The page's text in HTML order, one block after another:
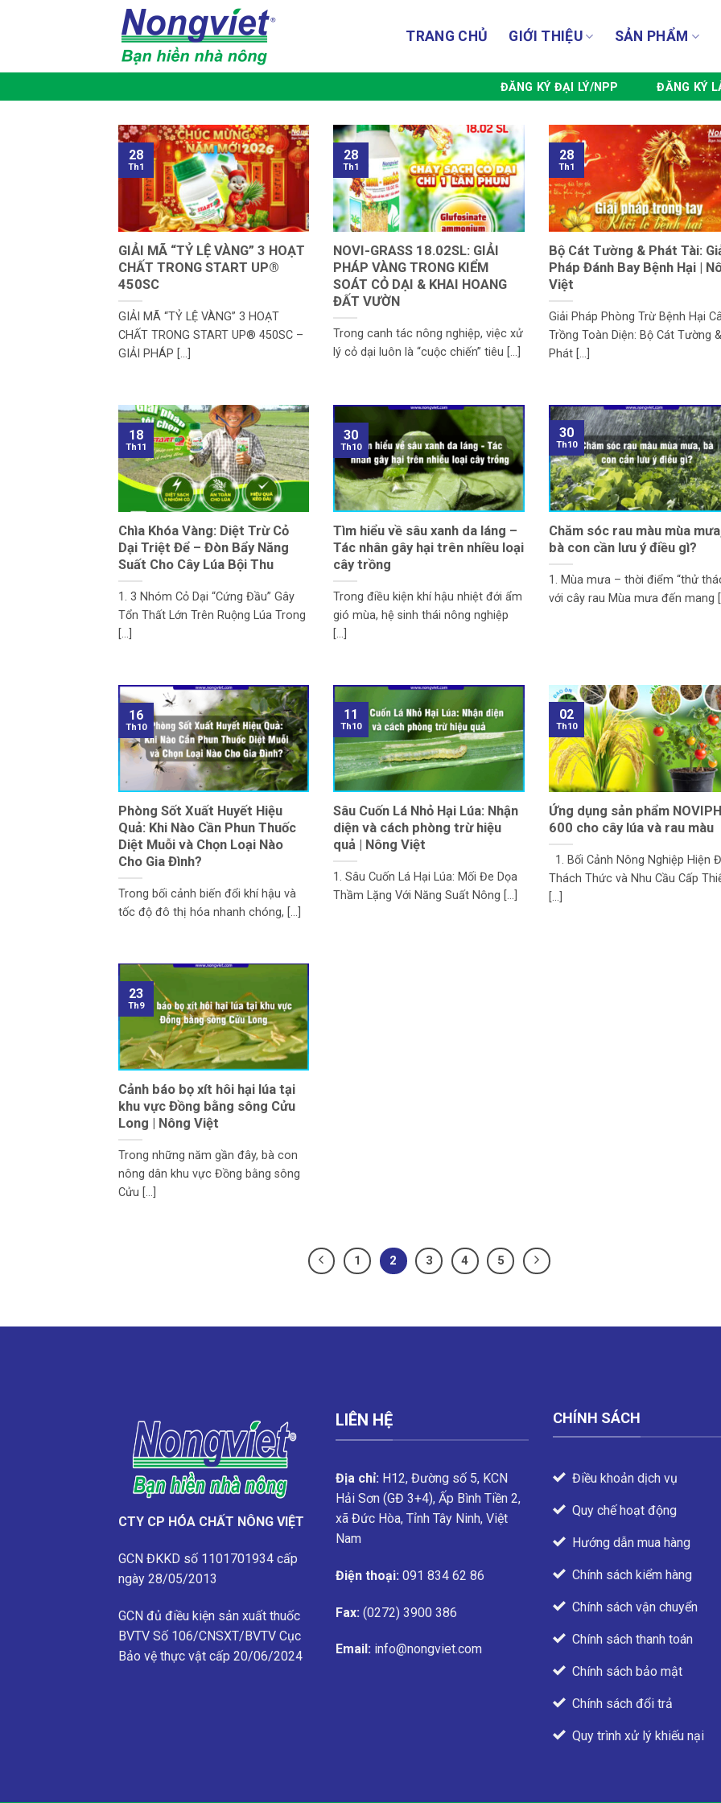
dung
TRANG CHỦ GIỚI THIỆU SẢN PHẨM
ĐĂNG KÝ ĐẠI LÝ/NPP ĐĂNG KÝ
GIẢI MÃ “TỶ LỆ VÀNG” 3 HOẠT
CHẤT TRONG START UP®
450SC
GIẢI MÃ “TỶ LỆ VÀNG” 3 HOẠT
CHẤT TRONG START UP® 450SC –
GIẢI PHÁP [...]
28
Th1
NOVI-GRASS 18.02SL: GIẢI
PHÁP VÀNG TRONG KIỂM
SOÁT CỎ DẠI & KHAI HOANG
ĐẤT VƯỜN
Trong canh tác nông nghiệp, việc xử
lý cỏ dại luôn là “cuộc chiến” tiêu [...]
28
Th1
Bộ Cát Tường & Phát Tài:
Pháp Đánh Bay Bệnh Hại |
Việt
Giải Pháp Phòng Trừ Bệnh Hại
Trồng Toàn Diện: Bộ Cát Tường &
Phát [...]
28
Th1
Chìa Khóa Vàng: Diệt Trừ Cỏ
Dại Triệt Để – Đòn Bẩy Năng
Suất Cho Cây Lúa Bội Thu
1. 3 Nhóm Cỏ Dại “Cứng Đầu” Gây
Tổn Thất Lớn Trên Ruộng Lúa Trong
[...]
18
Th11
Tìm hiểu về sâu xanh da láng –
Tác nhân gây hại trên nhiều loại
cây trồng
Trong điều kiện khí hậu nhiệt đới ẩm
gió mùa, hệ sinh thái nông nghiệp
[...]
30
Th10
Chăm sóc rau màu mùa
bà con cần lưu ý điều gì?
1. Mùa mưa – thời điểm “thử
với cây rau Mùa mưa đến mang
30
Th10
Phòng Sốt Xuất Huyết Hiệu
Quả: Khi Nào Cần Phun Thuốc
Diệt Muỗi và Chọn Loại Nào
Cho Gia Đình?
Trong bối cảnh biến đổi khí hậu và
tốc độ đô thị hóa nhanh chóng, [...]
16
Th10
Sâu Cuốn Lá Nhỏ Hại Lúa: Nhận
diện và cách phòng trừ hiệu
quả | Nông Việt
1. Sâu Cuốn Lá Hại Lúa: Mối Đe Dọa
Thầm Lặng Với Năng Suất Nông [...]
11
Th10
Ứng dụng sản phẩm
600 cho cây lúa và rau màu
1. Bối Cảnh Nông Nghiệp Hiện
Thách Thức và Nhu Cầu Cấp
[...]
02
Th10
Cảnh báo bọ xít hôi hại lúa tại
khu vực Đồng bằng sông Cửu
Long | Nông Việt
Trong những năm gần đây, bà con
nông dân khu vực Đồng bằng sông
Cửu [...]
23
Th9
1 2 3 4 5
CTY CP HÓA CHẤT NÔNG VIỆT
GCN ĐKKD số 1101701934 cấp
ngày 28/05/2013
GCN đủ điều kiện sản xuất thuốc
BVTV Số 106/CNSXT/BVTV Cục
Bảo vệ thực vật cấp 20/06/2024
LIÊN HỆ
Địa chỉ: H12, Đường số 5, KCN
Hải Sơn (GĐ 3+4), Ấp Bình Tiền 2,
xã Đức Hòa, Tỉnh Tây Ninh, Việt
Nam
Điện thoại: 091 834 62 86
Fax: (0272) 3900 386
Email: info@nongviet.com
CHÍNH SÁCH
Điều khoản dịch vụ
Quy chế hoạt động
Hướng dẫn mua hàng
Chính sách kiểm hàng
Chính sách vận chuyển
Chính sách thanh toán
Chính sách bảo mật
Chính sách đổi trả
Quy trình xử lý khiếu nại